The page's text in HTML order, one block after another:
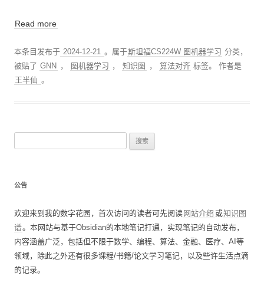
Read more
本条目发布于 2024-12-21 。属于斯坦福CS224W 图机器学习 分类，
被贴了 GNN ， 图机器学习 ， 知识图 ， 算法对齐 标签。作者是
王半仙 。
公告
欢迎来到我的数字花园，首次访问的读者可先阅读 网站介绍 或知识图
谱。本网站与基于Obsidian的本地笔记打通，实现笔记的自动发布，
内容涵盖广泛，包括但不限于数学、编程、算法、金融、医疗、AI等
领域，除此之外还有很多课程/书籍/论文学习笔记，以及些许生活点滴
的记录。